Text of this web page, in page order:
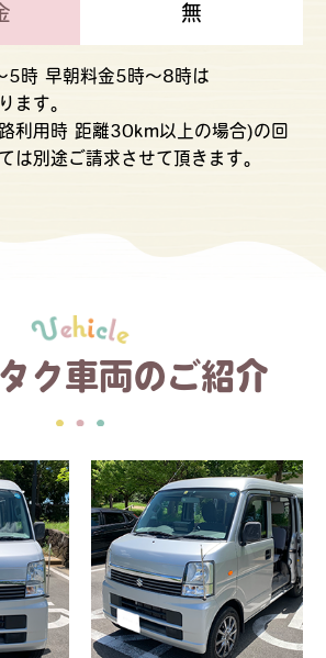
無
時 早朝料金5時〜8時は
ます。
利用時 距離30km以上の場合)の回
は別途ご請求させて頂きます。
ク車両のご紹介